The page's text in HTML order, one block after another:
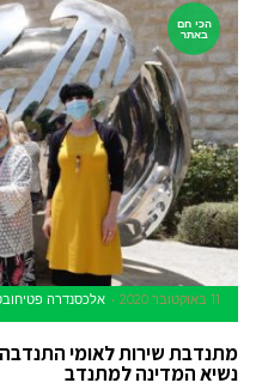
הכי חם
באתר
11 באוקטובר 2020 אלכסנדרה
מתנדבת שירות לאומי
נשיא המדינה למתנדב